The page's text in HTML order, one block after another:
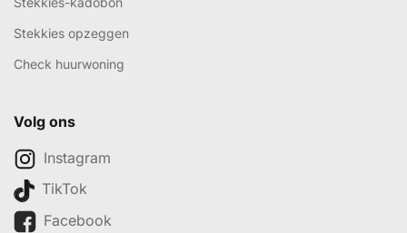
Stekkies opzeggen
Check huurwoning
Volg ons
Instagram
TikTok
Facebook